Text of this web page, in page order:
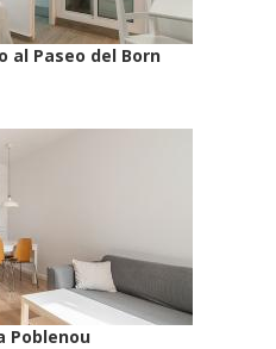
al Paseo del Born
Poblenou